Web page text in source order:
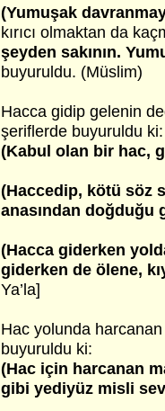
(Yumuşak
kırıcı olmaktan da
şeyden sakının.
buyuruldu. (Müslim)
Hacca gidip gelenin
şeriflerde buyuruldu ki:
(Kabul olan bir hac,
(Haccedip, kötü söz
anasından doğduğu
(Hacca giderken
giderken de ölene,
Ya’la]
Hac yolunda
buyuruldu ki:
(Hac için harcanan
gibi yediyüz misli